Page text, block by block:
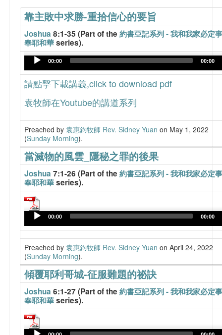
靠主敗中求勝-重拾信心的要旨
Joshua 8:1-35 (Part of the 約書亞記系列 - 我和我家必定事
奉耶和華series).
Audio
Player
00:00 00:00
請點擊下載講義,click to download pdf
袁牧師在Youtube的講道系列
Preached by 袁惠鈞牧師 Rev. Sidney Yuan on May 1, 2022
(Sunday Morning).
當滅物的風雲_隱秘之罪的後果
Joshua 7:1-26 (Part of the 約書亞記系列 - 我和我家必定事
奉耶和華series).
00:00 00:00
Preached by 袁惠鈞牧師 Rev. Sidney Yuan on April 24, 2022
(Sunday Morning).
傾覆耶利哥城-征服難題的祕訣
Joshua 6:1-27 (Part of the 約書亞記系列 - 我和我家必定事
奉耶和華series).